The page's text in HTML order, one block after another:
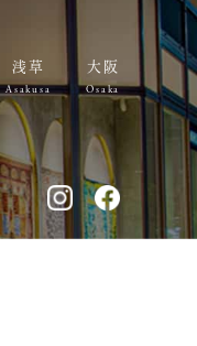
浅草
Asakusa
大阪
Osaka